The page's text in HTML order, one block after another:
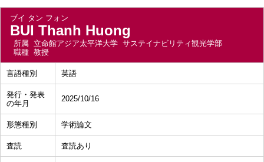
ブイ タン フォン
BUI Thanh Huong
所属 立命館アジア太平洋大学 サステイナビリティ観光学部
職種 教授
言語種別 英語
発行・発表
の年月
2025/10/16
形態種別 学術論文
査読 査読あり